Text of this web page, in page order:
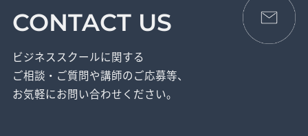
CONTACT US
ビジネススクールに関する
ご相談・ご質問や講師のご応募等、
お気軽にお問い合わせください。